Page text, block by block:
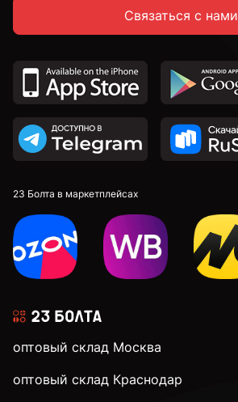
Связаться с нами
23 Болта в маркетплейсах
оптовый склад Москва
оптовый склад Краснодар